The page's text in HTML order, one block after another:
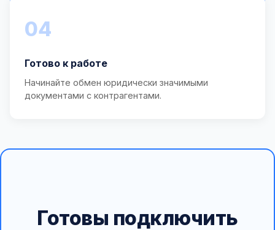
04
Готово к работе
Начинайте обмен юридически значимыми
документами с контрагентами.
Готовы подключить